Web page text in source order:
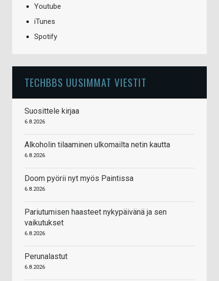
Youtube
iTunes
Spotify
TECHBBS UUSIMMAT VIESTIT
Suosittele kirjaa
6.8.2026
Alkoholin tilaaminen ulkomailta netin kautta
6.8.2026
Doom pyörii nyt myös Paintissa
6.8.2026
Pariutumisen haasteet nykypäivänä ja sen
vaikutukset
6.8.2026
Perunalastut
6.8.2026